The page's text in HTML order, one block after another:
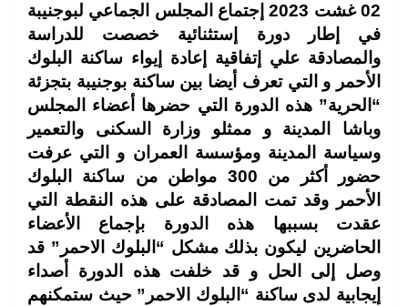
02 غشت 2023 إجتماع المجلس الجماعي لبوجنيبة
في إطار دورة إستثنائية خصصت للدراسة
والمصادقة علي إتفاقية إعادة إيواء ساكنة البلوك
الأحمر و التي تعرف أيضا بين ساكنة بوجنيبة بتجزئة
“الحرية” هذه الدورة التي حضرها أعضاء المجلس
وباشا المدينة و ممثلو وزارة السكنى والتعمير
وسياسة المدينة ومؤسسة العمران و التي عرفت
حضور أكثر من 300 مواطن من ساكنة البلوك
الأحمر وقد تمت المصادقة على هذه النقطة التي
عقدت بسببها هذه الدورة بإجماع الأعضاء
الحاضرين ليكون بذلك مشكل “البلوك الاحمر” قد
وصل إلى الحل و قد خلفت هذه الدورة أصداء
إيجابية لدى ساكنة “البلوك الاحمر” حيث ستمكنهم